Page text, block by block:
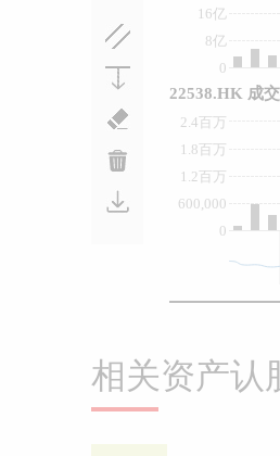
0
8亿
16亿
0
600,000
1.2百万
1.8百万
2.4百万
22538.HK 成
相关资产认